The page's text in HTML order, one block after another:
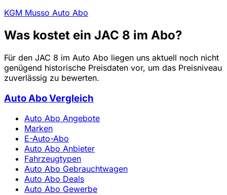
KGM Musso Auto Abo
Was kostet ein JAC 8 im Abo?
Für den JAC 8 im Auto Abo liegen uns aktuell noch nicht
genügend historische Preisdaten vor, um das Preisniveau
zuverlässig zu bewerten.
Auto Abo Vergleich
Auto Abo Angebote
Marken
E-Auto-Abo
Auto Abo Anbieter
Fahrzeugtypen
Auto Abo Gebrauchtwagen
Auto Abo Deals
Auto Abo Gewerbe